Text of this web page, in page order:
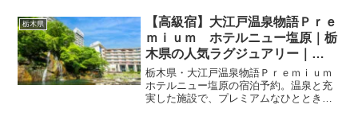
栃木県
【高級宿】大江戸温泉物語Ｐｒｅ
ｍｉｕｍ ホテルニュー塩原｜栃
木県の人気ラグジュアリー｜
8,900円〜
栃木県・大江戸温泉物語Ｐｒｅｍｉｕｍ
ホテルニュー塩原の宿泊予約。温泉と充
実した施設で、プレミアムなひとときを